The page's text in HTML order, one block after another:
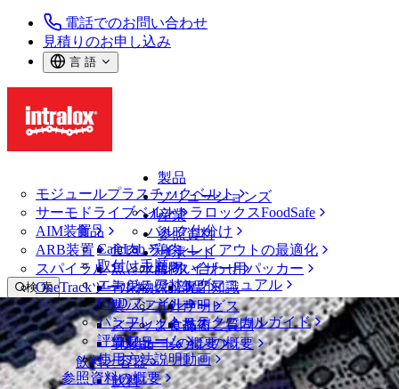
電話でのお問い合わせ
見積りのお申し込み
言 語
製品
モジュールプラスチックベルト
サーモドライブベルト
AIM装置
ARB装置
スパイラル
OneTrackツールおよび部品
ソリューションズ
イントラロックスFoodSafe
バルク仕分け
ラインレイアウトの最適化
パレタイザー用パッカー
専門知識
サービス
技術
ソリューションの概要
産業
食品
食肉、鶏肉
魚と水産物
青果物
製パン
スナック食品
乳製品
飲料と容器
飲料
参照資料
CalcLab
取付け手順
エンジニアリングマニュアル
CADファイル
パンフレット・テクニカルガイド
評価フォーム
使用方法説明動画
参照資料の概要
サポート
お問い合わせ
保証
方針声明
よくあるご質問
サポートの概要
検 索
メニューを開く
ベルトファインダー
ベルトファインダー
モジュールプラスチックベルト